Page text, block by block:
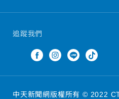
追蹤我們
中天新聞網版權所有 © 2022